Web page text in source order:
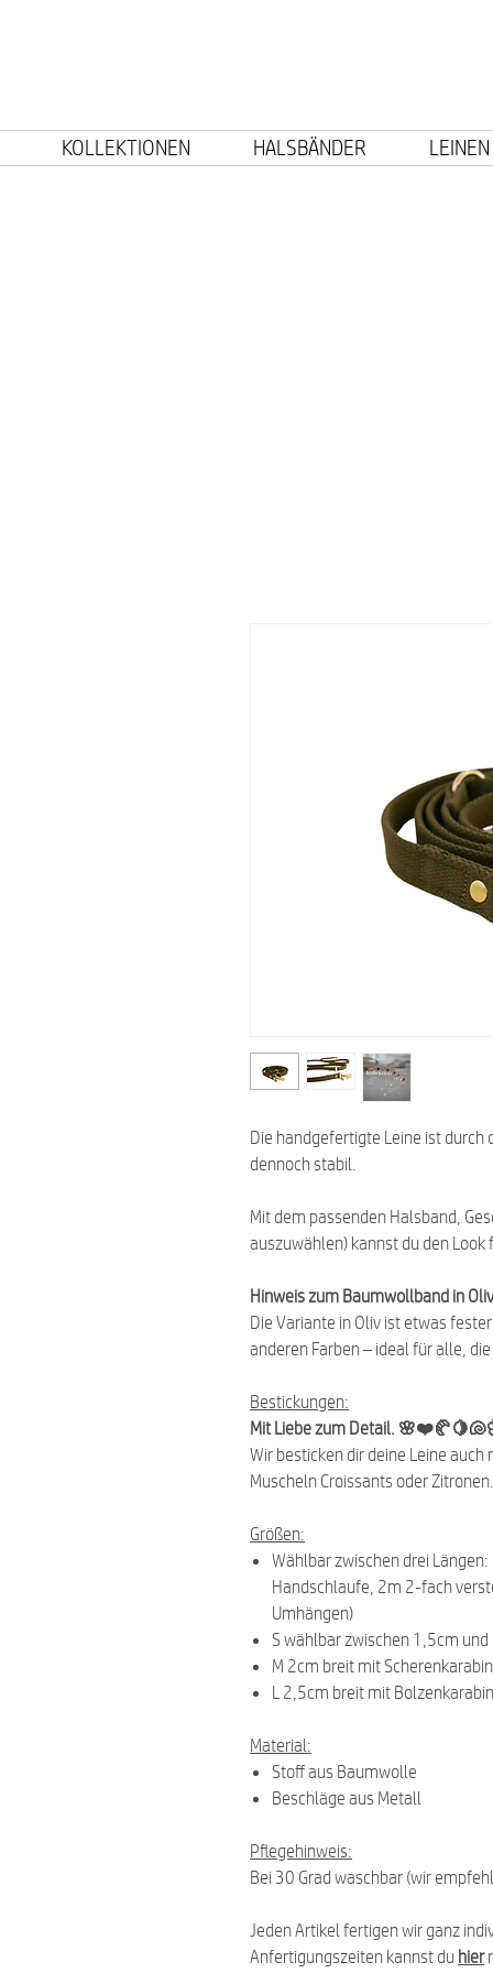
KOLLEKTIONEN HALSBÄNDER LEINEN
Die handgefertigte Leine ist
dennoch stabil.
Mit dem passenden Halsband,
auszuwählen) kannst du den
Hinweis zum Baumwollband in
Die Variante in Oliv ist etwas
anderen Farben – ideal für alle,
Bestickungen:
Mit Liebe zum Detail.
Wir besticken dir deine Leine
Muscheln Croissants oder Zitronen.
Größen:
Wählbar zwischen drei
Handschlaufe, 2m 2-fach
Umhängen)
S wählbar zwischen 1,5cm
M 2cm breit mit
L 2,5cm breit mit
Material:
Stoff aus Baumwolle
Beschläge aus Metall
Pflegehinweis:
Bei 30 Grad waschbar (wir
Jeden Artikel fertigen wir ganz
Anfertigungszeiten kannst du hier